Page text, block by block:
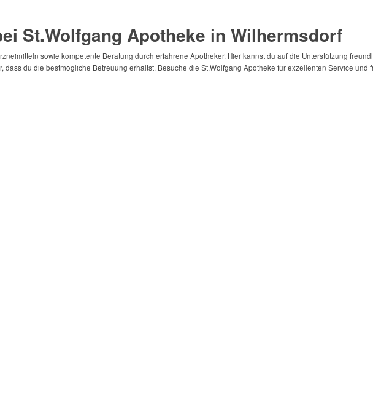
St.Wolfgang Apotheke in Wilhermsdorf
sowie kompetente Beratung durch erfahrene Apotheker. Hier kannst du auf die Unterstützung
dass du die bestmögliche Betreuung erhältst. Besuche die St.Wolfgang Apotheke für exzellenten Service und